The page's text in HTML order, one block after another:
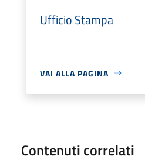
Ufficio Stampa
VAI ALLA PAGINA
Contenuti correlati